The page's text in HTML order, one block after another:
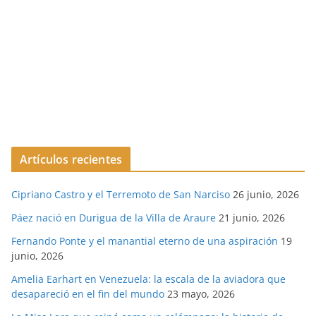
Artículos recientes
Cipriano Castro y el Terremoto de San Narciso 26 junio, 2026
Páez nació en Durigua de la Villa de Araure 21 junio, 2026
Fernando Ponte y el manantial eterno de una aspiración 19
junio, 2026
Amelia Earhart en Venezuela: la escala de la aviadora que
desapareció en el fin del mundo 23 mayo, 2026